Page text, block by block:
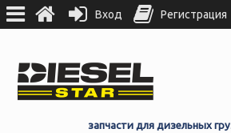
запчасти для дизельных
Вход Регистрация